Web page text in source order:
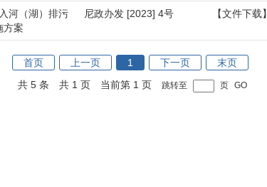
河（湖）排污
方案
尼政办发 [2023] 4号 【文件下载】
首页 上一页 1 下一页
末页
共 5 条
共 1 页 当前第 1 页 跳转至 页 GO